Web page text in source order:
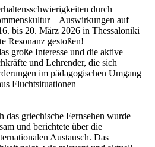
durch
– Auswirkungen auf
bis 20. März 2026 in Thessaloniki
Resonanz gestoßen!
große Interesse und die aktive
und Lehrender, die sich
im pädagogischen Umgang
Fluchtsituationen
das griechische Fernsehen wurde
und berichtete über die
Austausch. Das